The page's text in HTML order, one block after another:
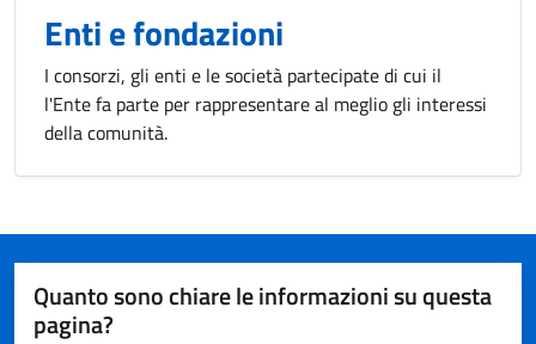
Enti e fondazioni
I consorzi, gli enti e le società partecipate di cui il
l'Ente fa parte per rappresentare al meglio gli interessi
della comunità.
Quanto sono chiare le informazioni su questa
pagina?